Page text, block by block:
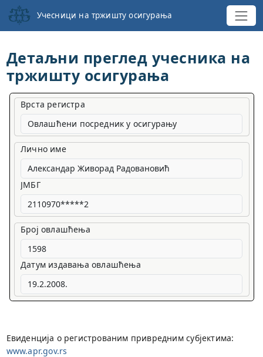
Учесници на тржишту осигурања
Детаљни преглед учесника на
тржишту осигурања
Врста регистра
Овлашћени посредник у осигурању
Лично име
ЈМБГ
Број овлашћења
Датум издавања овлашћења
Евиденција о регистрованим привредним субјектима:
www.apr.gov.rs